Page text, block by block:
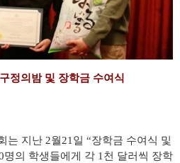
정의밤 및 장학금 수여식
는 지난 2월21일 “장학금 수여식 및
명의 학생들에게 각 1천 달러씩 장학